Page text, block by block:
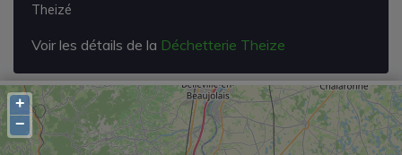
Theizé
Voir les détails de la Déchetterie Theize
+
−